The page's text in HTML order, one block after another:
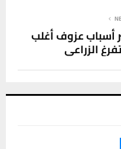
عزوف أغلب
الزراعي